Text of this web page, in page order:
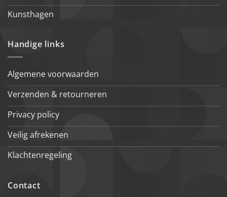
Kunsthagen
Handige links
Algemene voorwaarden
Verzenden & retourneren
Privacy policy
Veilig afrekenen
Klachtenregeling
Contact